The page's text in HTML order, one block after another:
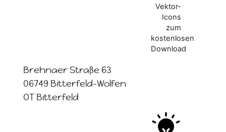
Brehnaer Straße 63
06749 Bitterfeld-Wolfen
OT Bitterfeld